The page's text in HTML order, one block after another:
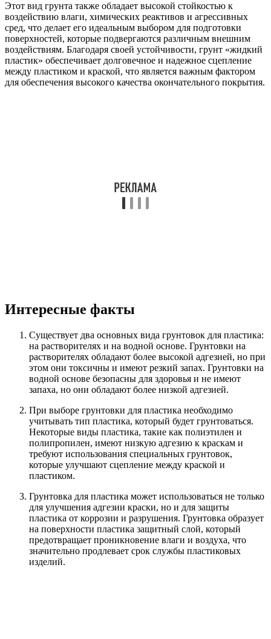
Этот вид грунта также обладает высокой стойкостью к
воздействию влаги, химических реактивов и агрессивных
сред, что делает его идеальным выбором для подготовки
поверхностей, которые подвергаются различным внешним
воздействиям. Благодаря своей устойчивости, грунт «жидкий
пластик» обеспечивает долговечное и надежное сцепление
между пластиком и краской, что является важным фактором
для обеспечения высокого качества окончательного покрытия.
Интересные факты
Существует два основных вида грунтовок для пластика:
на растворителях и на водной основе. Грунтовки на
растворителях обладают более высокой адгезией, но при
этом они токсичны и имеют резкий запах. Грунтовки на
водной основе безопасны для здоровья и не имеют
запаха, но они обладают более низкой адгезией.
При выборе грунтовки для пластика необходимо
учитывать тип пластика, который будет грунтоваться.
Некоторые виды пластика, такие как полиэтилен и
полипропилен, имеют низкую адгезию к краскам и
требуют использования специальных грунтовок,
которые улучшают сцепление между краской и
пластиком.
Грунтовка для пластика может использоваться не только
для улучшения адгезии краски, но и для защиты
пластика от коррозии и разрушения. Грунтовка образует
на поверхности пластика защитный слой, который
предотвращает проникновение влаги и воздуха, что
значительно продлевает срок службы пластиковых
изделий.